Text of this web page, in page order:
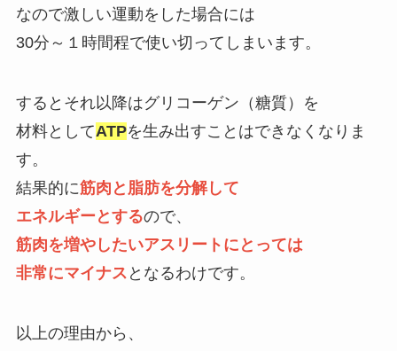
なので激しい運動をした場合には
30分～１時間程で使い切ってしまいます。
するとそれ以降はグリコーゲン（糖質）を
材料としてATPを生み出すことはできなくなりま
す。
結果的に筋肉と脂肪を分解して
エネルギーとするので、
筋肉を増やしたいアスリートにとっては
非常にマイナス となるわけです。
以上の理由から、